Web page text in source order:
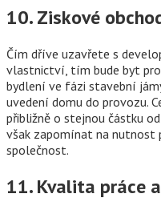
10. Ziskové
Čím dříve uzavřete s
vlastnictví, tím bude byt
bydlení ve fázi stavební
uvedení domu do provozu.
přibližně o stejnou částku
však zapomínat na nutnost
společnost.
11. Kvalita práce